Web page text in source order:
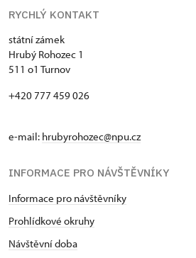
RYCHLÝ KONTAKT
státní zámek
Hrubý Rohozec 1
511 o1 Turnov
+420 777 459 026
e-mail: hrubyrohozec@npu.cz
INFORMACE PRO NÁVŠTĚVNÍKY
Informace pro návštěvníky
Prohlídkové okruhy
Návštěvní doba